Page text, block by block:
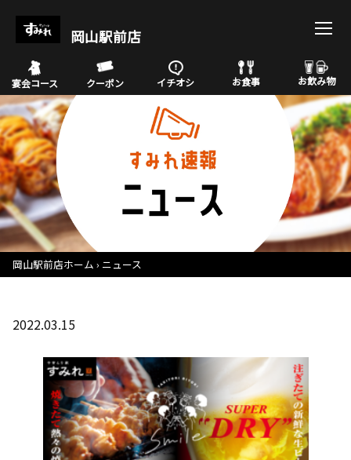
岡山駅前店
宴会コース クーポン イチオシ お食事 お飲み物
岡山駅前店ホーム ニュース
2022.03.15